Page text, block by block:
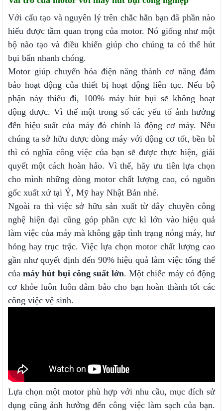
Với cấu tạo và nguyên lý trên chắc hẳn bạn đã phần nào
hiểu được tầm quan trọng của motor. Nó giống như một
bộ não tạo và điều khiển giúp cho chúng ta có thể hút
bụi bẩn nhanh chóng.
Motor giúp chuyển hóa điện năng thành cơ năng đảm
bảo hoạt động của thiết bị hoạt động liên tục. Nếu bộ
phận này thiếu đi, 100% máy hút bụi sẽ không hoạt
động được. Vì thế một trong số các yếu tố ảnh hưởng
đến hiệu suất của máy đó chính là động cơ máy. Nếu
chúng ta sở hữu được dòng máy với động cơ tốt, bền bỉ
thì có nghĩa công việc của bạn sẽ được thực hiện, giải
quyết một cách hoàn hảo. Vì thế, hãy ưu tiên lựa chọn
cho mình những dòng motor chất lượng cao, có nguồn
gốc xuất xứ tại Ý, Mỹ hay Nhật Bản nhé.
Ngoài ra thì việc sở hữu sản xuất từ dây chuyền công
nghệ hiện đại cũng góp phần cực kì lớn vào hiệu quả
làm việc của máy mà không gặp tình trạng nóng máy, hư
hỏng hay trục trặc. Việc lựa chọn motor chất lượng cao
gần như quyết định đến 90% hiệu quả làm việc tổng thể
củamáy hút bụi công suất lớn. Một chiếc máy có động
cơ khỏe luôn luôn đảm bảo cho bạn hoàn thành tốt các
công việc vệ sinh.
Lựa chọn một motor phù hợp với nhu cầu, mục đích sử
dụng cũng ảnh hưởng đến công việc làm sạch của bạn.